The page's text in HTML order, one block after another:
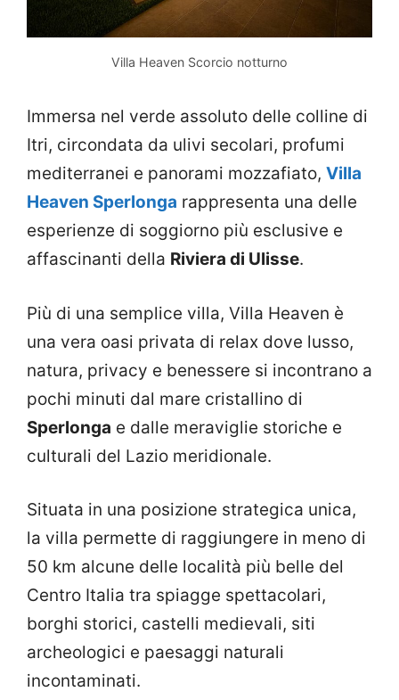
Villa Heaven Scorcio notturno
Immersa nel verde assoluto delle colline di
Itri, circondata da ulivi secolari, profumi
mediterranei e panorami mozzafiato, Villa
Heaven Sperlonga rappresenta una delle
esperienze di soggiorno più esclusive e
affascinanti della Riviera di Ulisse.
Più di una semplice villa, Villa Heaven è
una vera oasi privata di relax dove lusso,
natura, privacy e benessere si incontrano a
pochi minuti dal mare cristallino di
Sperlonga e dalle meraviglie storiche e
culturali del Lazio meridionale.
Situata in una posizione strategica unica,
la villa permette di raggiungere in meno di
50 km alcune delle località più belle del
Centro Italia tra spiagge spettacolari,
borghi storici, castelli medievali, siti
archeologici e paesaggi naturali
incontaminati.